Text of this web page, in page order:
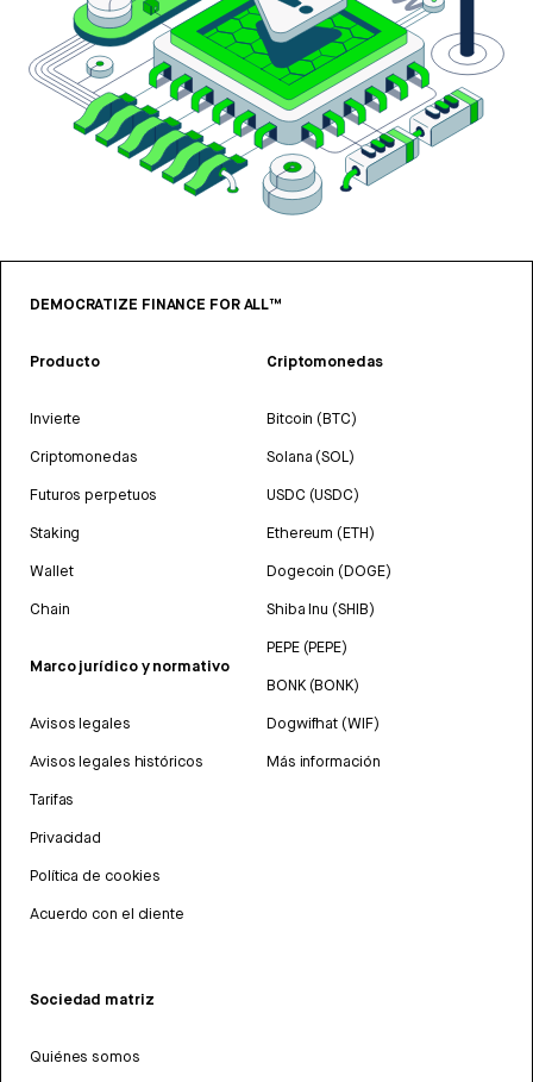
DEMOCRATIZE FINANCE FOR ALL™
Producto
Invierte
Criptomonedas
Futuros perpetuos
Staking
Wallet
Chain
Marco jurídico y normativo
Avisos legales
Avisos legales históricos
Tarifas
Privacidad
Política de cookies
Acuerdo con el cliente
Criptomonedas
Bitcoin (BTC)
Solana (SOL)
USDC (USDC)
Ethereum (ETH)
Dogecoin (DOGE)
Shiba Inu (SHIB)
PEPE (PEPE)
BONK (BONK)
Dogwifhat (WIF)
Más información
Sociedad matriz
Quiénes somos